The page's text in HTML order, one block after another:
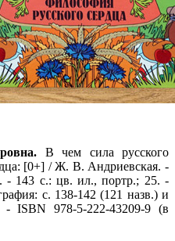
В чем сила русского
[0+] / Ж. В. Андриевская. -
- 143 с.: цв. ил., портр.; 25. -
с. 138-142 (121 назв.) и
ISBN 978-5-222-43209-9 (в